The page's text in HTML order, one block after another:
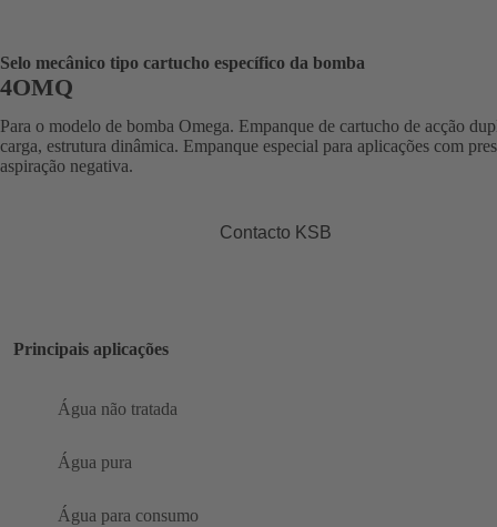
Selo mecânico tipo cartucho específico da bomba
4OMQ
Para o modelo de bomba Omega. Empanque de cartucho de acção
carga, estrutura dinâmica. Empanque especial para aplicações com
aspiração negativa.
Contacto KSB
Principais aplicações
Água não tratada
Água pura
Água para consumo